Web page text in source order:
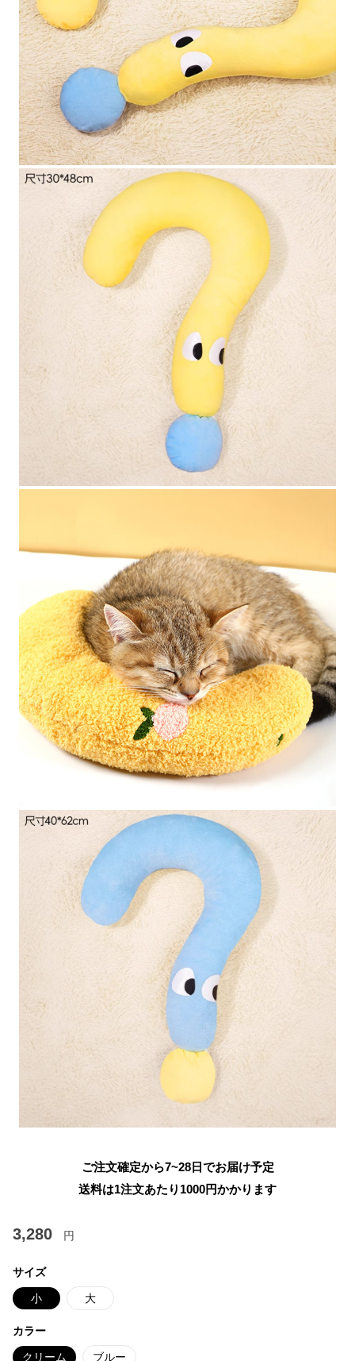
ご注文確定から7~28日でお届け予定
送料は1注文あたり 1000円かかります
3,280 円
サイズ
小 大
カラー
クリーム ブルー